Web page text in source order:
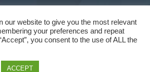
interese
52/2003
our website to give you the most relevant
your preferences and repeat
you consent to the use of ALL the
ACCEPT